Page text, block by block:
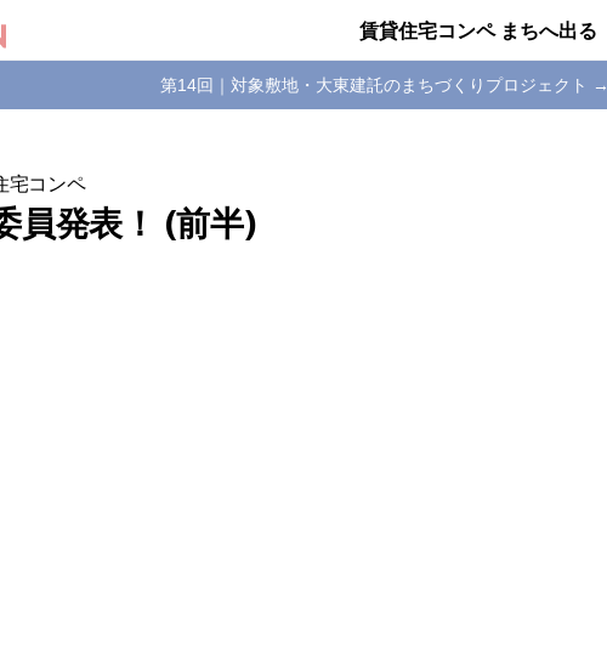
賃貸住宅コンペ まちへ出る
第14回｜対象敷地・大東建託のまちづくりプロジェクト →
宅コンペ
員発表！ (前半)